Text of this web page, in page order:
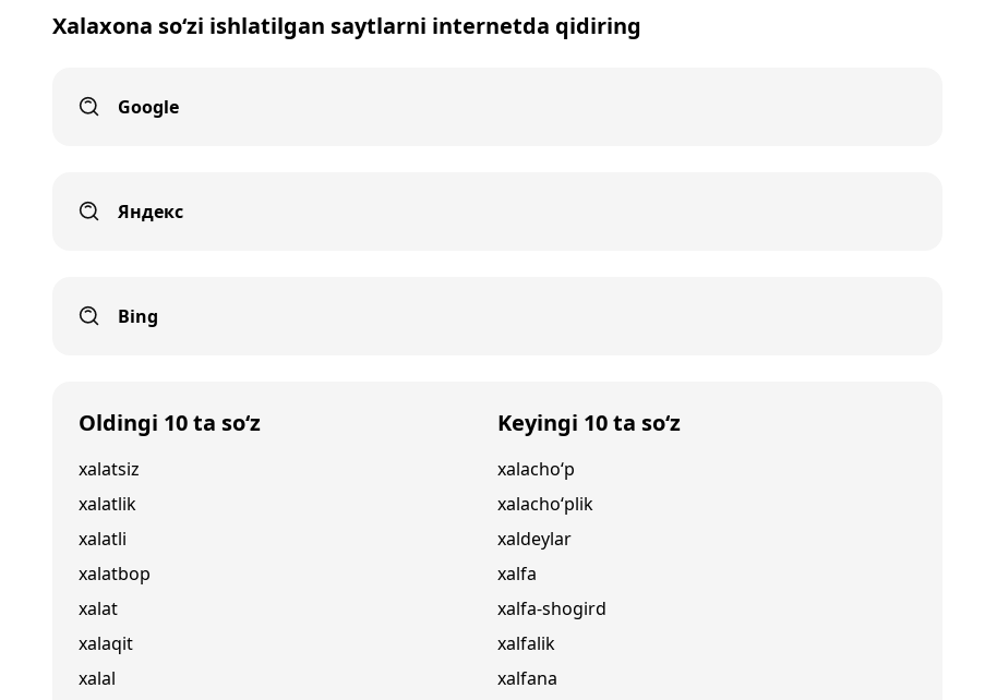
Xalaxona so‘zi ishlatilgan saytlarni internetda qidiring
Google
Яндекс
Bing
Oldingi 10 ta so‘z
xalatsiz
xalatlik
xalatli
xalatbop
xalat
xalaqit
xalal
Keyingi 10 ta so‘z
xalacho‘p
xalacho‘plik
xaldeylar
xalfa
xalfa-shogird
xalfalik
xalfana